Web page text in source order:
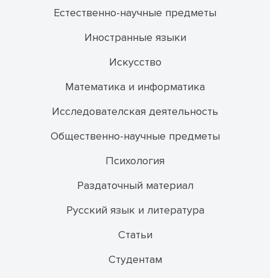
Естественно-научные предметы
Иностранные языки
Искусство
Математика и информатика
Исследователская деятельность
Общественно-научные предметы
Психология
Раздаточный материал
Русский язык и литература
Статьи
Студентам